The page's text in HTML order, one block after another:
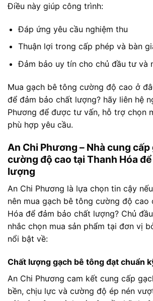
Điều này giúp công trình:
Đáp ứng yêu cầu nghiệm thu
Thuận lợi trong cấp phép và bàn
Đảm bảo uy tín cho chủ đầu tư và
Mua gạch bê tông cường độ cao ở
để đảm bảo chất lượng? hãy liên hệ
Phương để được tư vấn, hỗ trợ chọn
phù hợp yêu cầu.
An Chi Phương – Nhà cung
cường độ cao tại Thanh Hóa
lượng
An Chi Phương là lựa chọn tin cậy
nên mua gạch bê tông cường độ cao
Hóa để đảm bảo chất lượng? Chủ
nhắc chọn mua sản phẩm tại đơn vị
nổi bật về:
Chất lượng gạch bê tông đạt chuẩn
An Chi Phương cam kết cung cấp
bền, chịu lực và cường độ ép nén